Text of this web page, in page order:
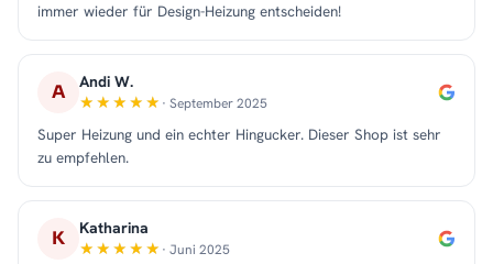
immer wieder für Design-Heizung entscheiden!
A Andi W.
· September 2025
Super Heizung und ein echter Hingucker. Dieser Shop ist sehr
zu empfehlen.
K Katharina
· Juni 2025